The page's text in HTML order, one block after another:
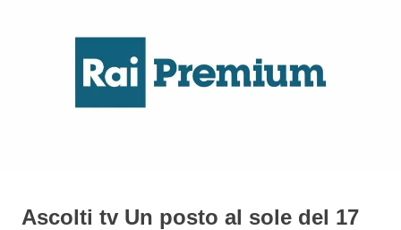
Ascolti tv Un posto al sole del 17